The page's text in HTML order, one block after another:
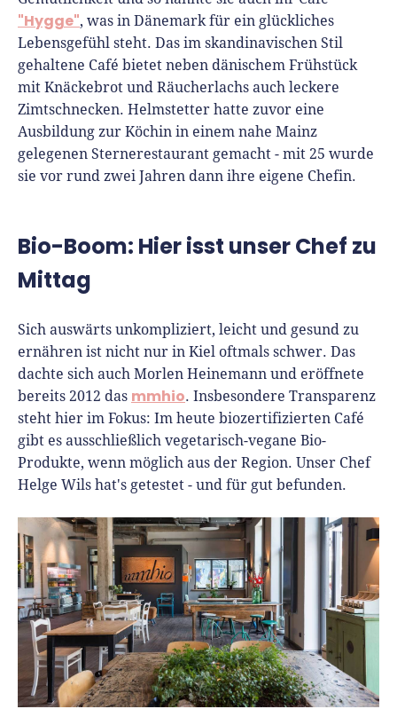
"Hygge", was in Dänemark für ein glückliches
Lebensgefühl steht. Das im skandinavischen Stil
gehaltene Café bietet neben dänischem Frühstück
mit Knäckebrot und Räucherlachs auch leckere
Zimtschnecken. Helmstetter hatte zuvor eine
Ausbildung zur Köchin in einem nahe Mainz
gelegenen Sternerestaurant gemacht - mit 25 wurde
sie vor rund zwei Jahren dann ihre eigene Chefin.
Bio-Boom: Hier isst unser Chef zu
Mittag
Sich auswärts unkompliziert, leicht und gesund zu
ernähren ist nicht nur in Kiel oftmals schwer. Das
dachte sich auch Morlen Heinemann und eröffnete
bereits 2012 das mmhio. Insbesondere Transparenz
steht hier im Fokus: Im heute biozertifizierten Café
gibt es ausschließlich vegetarisch-vegane Bio-
Produkte, wenn möglich aus der Region. Unser Chef
Helge Wils hat's getestet - und für gut befunden.